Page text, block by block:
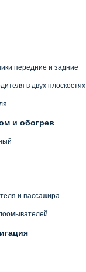
передние и задние
в двух плоскостях
и обогрев
и пассажира